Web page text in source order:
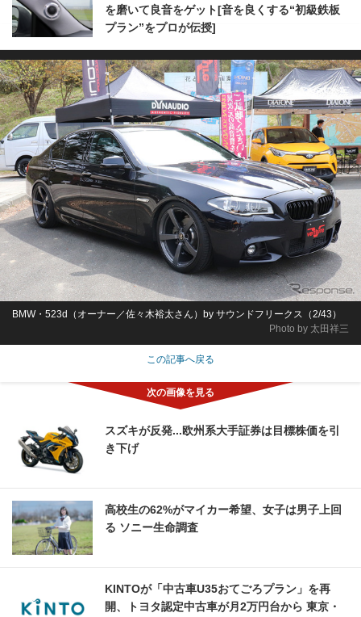
を磨いて良音をゲット[音を良くする“初級鉄板
プラン”をプロが伝授]
Photo by 太田祥三
BMW・523d（オーナー／佐々木裕太さん）by サウンドフリークス（2/43）
この記事へ戻る
スズキが反発...欧州系大手証券は目標株価を引
き下げ
高校生の62%がマイカー希望、女子は男子上回
る ソニー生命調査
KINTOが「中古車U35おてごろプラン」を再
開、トヨタ認定中古車が月2万円台から 東京・